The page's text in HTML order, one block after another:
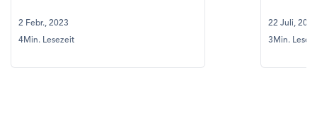
2 Febr., 2023
4Min. Lesezeit
22 Juli, 2024
3Min.